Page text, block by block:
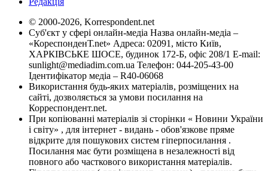
© 2000-2026, Korrespondent.net
Суб'єкт у сфері онлайн-медіа Назва онлайн-медіа –
«КореспонденТ.net» Адреса: 02091, місто Київ,
ХАРКІВСЬКЕ ШОСЕ, будинок 172-Б, офіс 208/1 E-mail:
sunlight@mediadim.com.ua Телефон: 044-205-43-00
Ідентифікатор медіа – R40-06068
Використання будь-яких матеріалів, розміщених на
сайті, дозволяється за умови посилання на
Корреспондент.net.
При копіюванні матеріалів зі сторінки « Новини України
і світу» , для інтернет - видань - обов'язкове пряме
відкрите для пошукових систем гіперпосилання .
Посилання має бути розміщена в незалежності від
повного або часткового використання матеріалів.